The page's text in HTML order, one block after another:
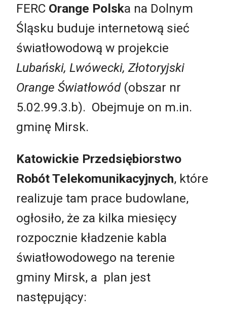
FERC Orange Polska na Dolnym
Śląsku buduje internetową sieć
światłowodową w projekcie
Lubański, Lwówecki, Złotoryjski
Orange Światłowód(obszar nr
5.02.99.3.b). Obejmuje on m.in.
gminę Mirsk.
Katowickie Przedsiębiorstwo
Robót Telekomunikacyjnych, które
realizuje tam prace budowlane,
ogłosiło, że za kilka miesięcy
rozpocznie kładzenie kabla
światłowodowego na terenie
gminy Mirsk, a plan jest
następujący: